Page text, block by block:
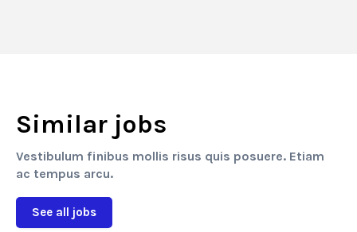
Similar jobs
Vestibulum finibus mollis risus quis posuere. Etiam
ac tempus arcu.
See all jobs